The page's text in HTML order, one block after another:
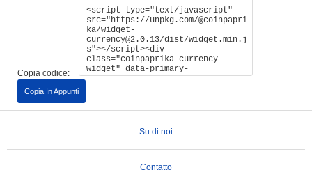
Copia codice:
Copia In Appunti
Su di noi
Contatto